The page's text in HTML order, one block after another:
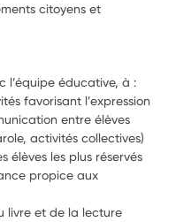
citoyens et
l’équipe éducative, à :
favorisant l’expression
entre élèves
élèves les plus réservés
propice aux
livre et de la lecture